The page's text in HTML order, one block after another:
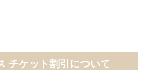
チケット割引について